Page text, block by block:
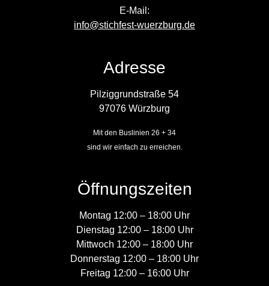
E-Mail:
info@stichfest-wuerzburg.de
Adresse
Pilziggrundstraße 54
97076 Würzburg
Mit den Buslinien 26 + 34
sind wir einfach zu erreichen.
Öffnungszeiten
Montag 12:00 – 18:00 Uhr
Dienstag 12:00 – 18:00 Uhr
Mittwoch 12:00 – 18:00 Uhr
Donnerstag 12:00 – 18:00 Uhr
Freitag 12:00 – 16:00 Uhr